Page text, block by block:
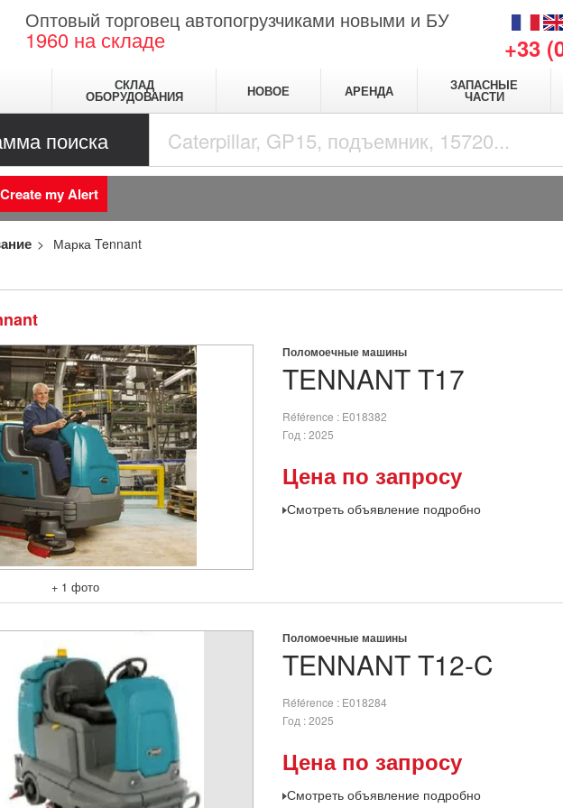
Оптовый торговец автопогрузчиками новыми и БУ
1960 на складе +33
СКЛАД
ОБОРУДОВАНИЯ НОВОЕ АРЕНДА ЗАПАСНЫЕ
ЧАСТИ
поиска
Create my Alert
Марка Tennant
+ 1 фото
TENNANTT17
Поломоечные машины
Référence
E018382
Год 2025
Цена по запросу
Смотреть объявление подробно
TENNANTT12-C
Поломоечные машины
Référence
E018284
Год 2025
Цена по запросу
Смотреть объявление подробно